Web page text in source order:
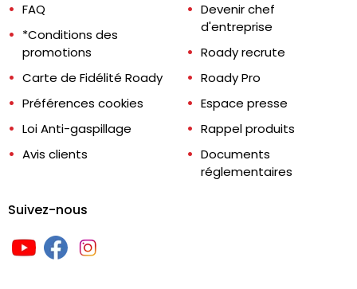
FAQ
*Conditions des
promotions
Carte de Fidélité Roady
Préférences cookies
Loi Anti-gaspillage
Avis clients
Devenir chef
d'entreprise
Roady recrute
Roady Pro
Espace presse
Rappel produits
Documents
réglementaires
Suivez-nous